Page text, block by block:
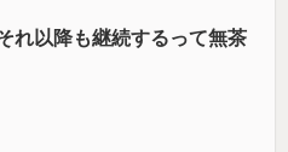
れ以降も継続するって無茶